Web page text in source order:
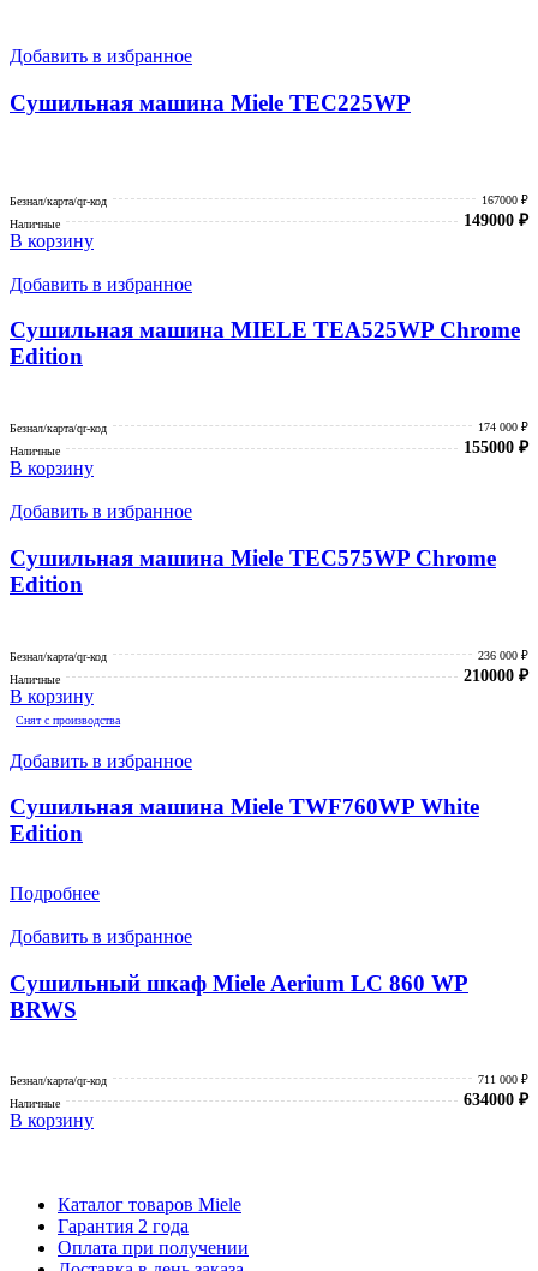
Добавить в избранное
Сушильная машина Miele TEC225WP
Безнал/карта/qr-код
167000 ₽
Наличные
149000 ₽
В корзину
Добавить в избранное
Сушильная машина MIELE TEA525WP Chrome
Edition
Безнал/карта/qr-код
174 000 ₽
Наличные
155000 ₽
В корзину
Добавить в избранное
Сушильная машина Miele TEC575WP Chrome
Edition
Безнал/карта/qr-код
236 000 ₽
Наличные
210000 ₽
В корзину
Снят с производства
Добавить в избранное
Сушильная машина Miele TWF760WP White
Edition
Подробнее
Добавить в избранное
Сушильный шкаф Miele Aerium LC 860 WP
BRWS
Безнал/карта/qr-код
711 000 ₽
Наличные
634000 ₽
В корзину
Каталог товаров Miele
Гарантия 2 года
Оплата при получении